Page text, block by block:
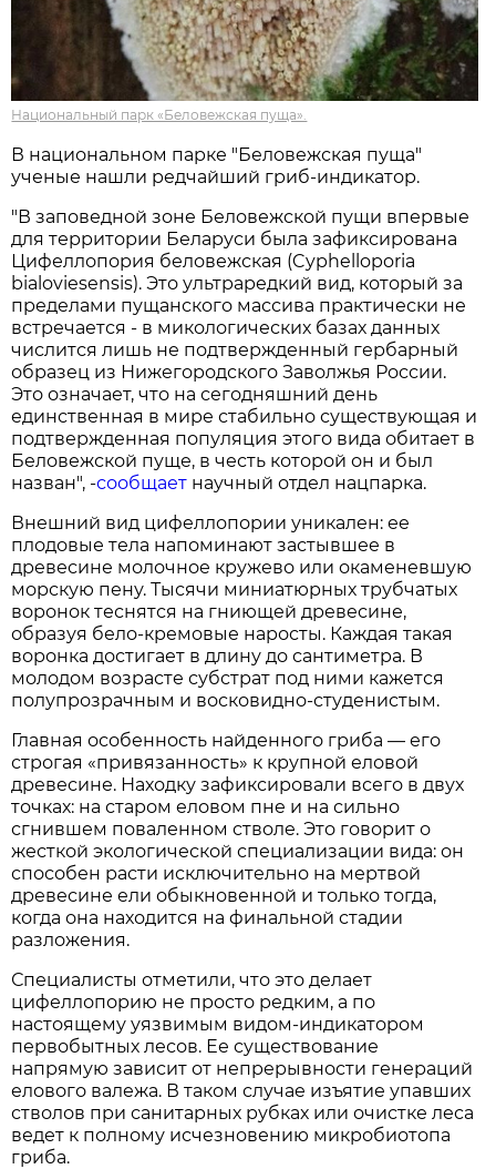
Национальный парк «Беловежская пуща».
В национальном парке "Беловежская пуща"
ученые нашли редчайший гриб-индикатор.
"В заповедной зоне Беловежской пущи впервые
для территории Беларуси была зафиксирована
Цифеллопория беловежская (Cyphelloporia
bialoviesensis). Это ультраредкий вид, который за
пределами пущанского массива практически не
встречается - в микологических базах данных
числится лишь не подтвержденный гербарный
образец из Нижегородского Заволжья России.
Это означает, что на сегодняшний день
единственная в мире стабильно существующая и
подтвержденная популяция этого вида обитает в
Беловежской пуще, в честь которой он и был
назван", -сообщает научный отдел нацпарка.
Внешний вид цифеллопории уникален: ее
плодовые тела напоминают застывшее в
древесине молочное кружево или окаменевшую
морскую пену. Тысячи миниатюрных трубчатых
воронок теснятся на гниющей древесине,
образуя бело-кремовые наросты. Каждая такая
воронка достигает в длину до сантиметра. В
молодом возрасте субстрат под ними кажется
полупрозрачным и восковидно-студенистым.
Главная особенность найденного гриба — его
строгая «привязанность» к крупной еловой
древесине. Находку зафиксировали всего в двух
точках: на старом еловом пне и на сильно
сгнившем поваленном стволе. Это говорит о
жесткой экологической специализации вида: он
способен расти исключительно на мертвой
древесине ели обыкновенной и только тогда,
когда она находится на финальной стадии
разложения.
Специалисты отметили, что это делает
цифеллопорию не просто редким, а по
настоящему уязвимым видом-индикатором
первобытных лесов. Ее существование
напрямую зависит от непрерывности генераций
елового валежа. В таком случае изъятие упавших
стволов при санитарных рубках или очистке леса
ведет к полному исчезновению микробиотопа
гриба.